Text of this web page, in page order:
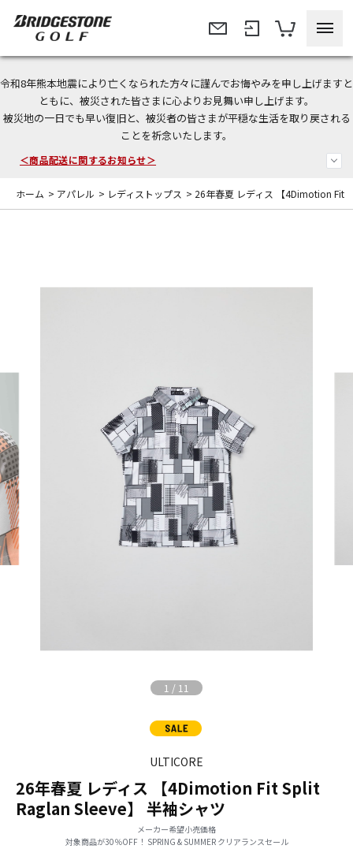
令和8年熊本地震により亡くなられた方々に謹んでお悔やみを申し上げますと
ともに、被災された皆さまに心よりお見舞い申し上げます。
被災地の一日でも早い復旧と、被災者の皆さまが平穏な生活を取り戻される
ことを祈念いたします。
＜夏季休暇中のご注文・発送・お問い合わせ＞
今なら新規会員登録で1,000円OFFクーポンプレゼント！
＜商品配送に関するお知らせ＞
ホーム > アパレル > レディストップス > 26年春夏 レディス 【4Dimotion Fit
1 / 11
ULTICORE
26年春夏 レディス 【4Dimotion Fit Split
Raglan Sleeve】 半袖シャツ
メーカー希望小売価格
対象商品が30％OFF！ SPRING & SUMMER クリアランスセール